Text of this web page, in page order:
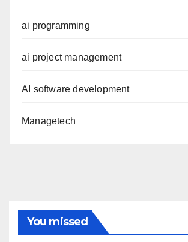
ai programming
ai project management
AI software development
Managetech
You missed